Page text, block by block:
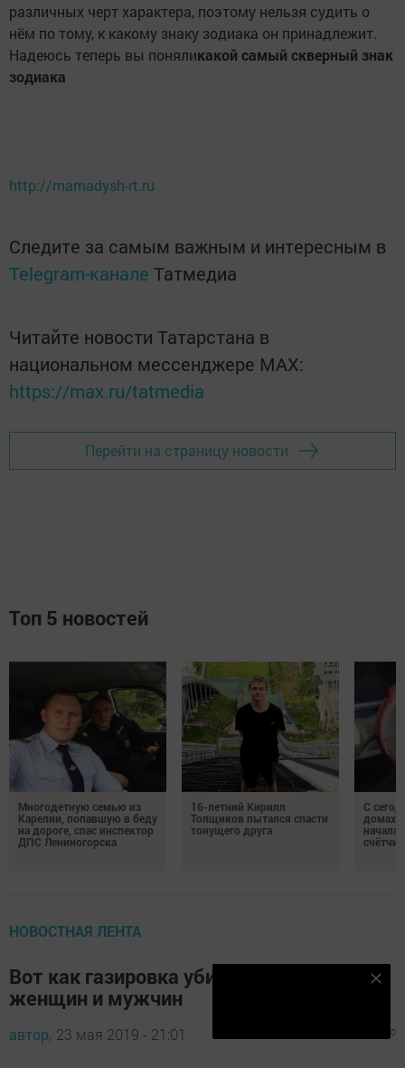
различных черт характера, поэтому нельзя судить о
нём по тому, к какому знаку зодиака он принадлежит.
Надеюсь теперь вы поняликакой самый скверный знак
зодиака
http://mamadysh-rt.ru
Следите за самым важным и интересным в
Telegram-канале Татмедиа
Читайте новости Татарстана в
национальном мессенджере MАХ:
https://max.ru/tatmedia
Перейти на страницу новости
Топ 5 новостей
Многодетную семью из
Карелии, попавшую в беду
на дороге, спас инспектор
ДПС Лениногорска
16-летний Кирилл
Толщиков пытался спасти
тонущего друга
С
домах
НОВОСТНАЯ ЛЕНТА
Вот как газировка убивает организм
женщин и мужчин
автор, 23 мая 2019 - 21:01 0